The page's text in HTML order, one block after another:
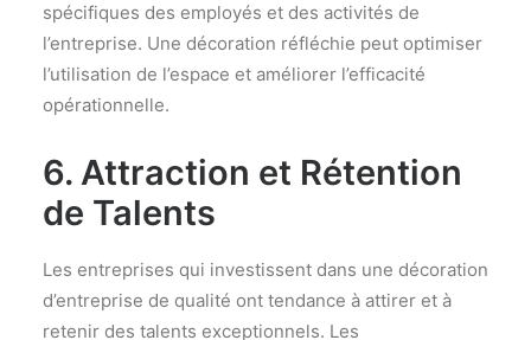
spécifiques des employés et des activités de
l’entreprise. Une décoration réfléchie peut optimiser
l’utilisation de l’espace et améliorer l’efficacité
opérationnelle.
6. Attraction et Rétention
de Talents
Les entreprises qui investissent dans une décoration
d’entreprise de qualité ont tendance à attirer et à
retenir des talents exceptionnels. Les